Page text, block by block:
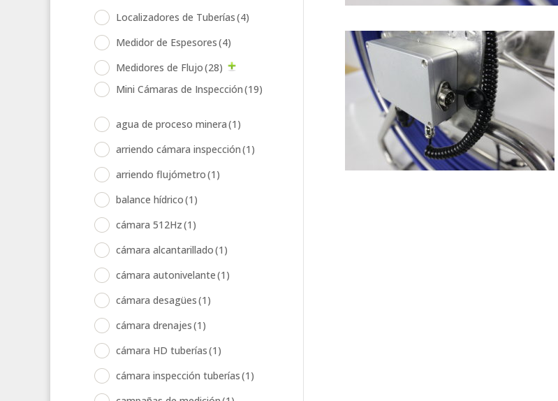
Localizadores de Tuberías(4)
Medidor de Espesores(4)
Medidores de Flujo(28)
Mini Cámaras de Inspección(19)
agua de proceso minera(1)
arriendo cámara inspección(1)
arriendo flujómetro(1)
balance hídrico(1)
cámara 512Hz(1)
cámara alcantarillado(1)
cámara autonivelante(1)
cámara desagües(1)
cámara drenajes(1)
cámara HD tuberías(1)
cámara inspección tuberías(1)